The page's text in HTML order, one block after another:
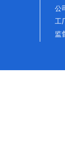
公
工
监